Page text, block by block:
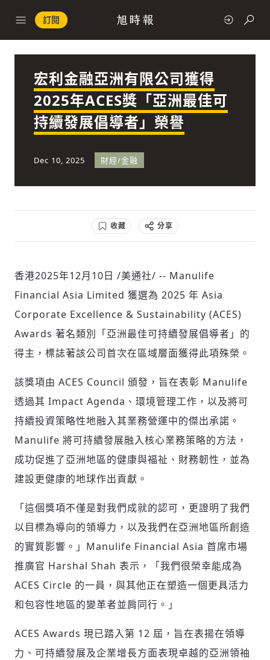
訂閱
快速連結
政治
經濟
科技
社會
人文
宏利金融亞洲有限公司獲得
2025年ACES獎「亞洲最佳可
持續發展倡導者」榮譽
Dec 10, 2025 財經/金融
收藏 分享
香港2025年12月10日 /美通社/ -- Manulife
Financial Asia Limited 獲選為 2025 年 Asia
Corporate Excellence & Sustainability (ACES)
Awards 著名類別「亞洲最佳可持續發展倡導者」的
得主，標誌著該公司首次在區域層面獲得此項殊榮。
該獎項由 ACES Council 頒發，旨在表彰 Manulife
透過其 Impact Agenda、環境管理工作，以及將可
持續投資策略性地融入其業務營運中的傑出承諾。
Manulife 將可持續發展融入核心業務策略的方法，
成功促進了亞洲地區的健康與福祉、財務韌性，並為
建設更健康的地球作出貢獻。
「這個獎項不僅是對我們成就的認可，更證明了我們
以目標為導向的領導力，以及我們在亞洲地區所創造
的實質影響。」Manulife Financial Asia 首席市場
推廣官 Harshal Shah 表示，「我們很榮幸能成為
ACES Circle 的一員，與其他正在塑造一個更具活力
和包容性地區的變革者並肩同行。」
ACES Awards 現已踏入第 12 屆，旨在表揚在領導
力、可持續發展及企業增長方面表現卓越的亞洲領袖